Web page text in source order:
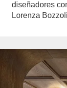
diseñadores
Lorenza